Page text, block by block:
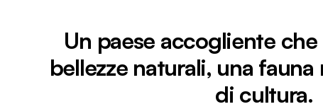
Un paese accogliente
bellezze naturali, una
di cultura.